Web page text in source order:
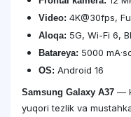
Video: 4K@30fps,
Aloqa: 5G, Wi-Fi 6,
Batareya: 5000
OS: Android 16
Samsung Galaxy A37 —
yuqori tezlik va